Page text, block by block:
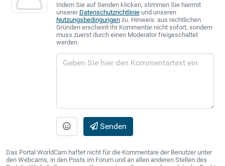
Indem Sie auf Senden klicken, stimmen Sie hiermit
unserer Datenschutzrichtlinieund unseren
Nutzungsbedingungenzu. Hinweis: aus rechtlichen
Gründen erscheint Ihr Kommentar nicht sofort, sondern
muss zuerst durch einen Moderator freigeschaltet
werden.
Senden
Das Portal WorldCam haftet nicht für die Kommentare der Benutzer unter
den Webcams, in den Posts im Forum und an allen anderen Stellen des